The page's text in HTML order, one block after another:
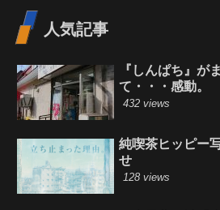
人気記事
『しんぱち』が
て・・・感動。
432 views
純喫茶ヒッピー
せ
128 views